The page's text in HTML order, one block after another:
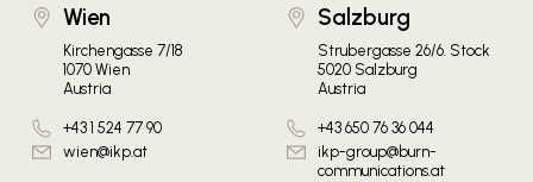
Wien
Kirchengasse 7/18
1070 Wien
Austria
+43 1 524 77 90
wien@ikp.at
Salzburg
Strubergasse 26/6. Stock
5020 Salzburg
Austria
+43 650 76 36 044
ikp-group@burn-
communications.at